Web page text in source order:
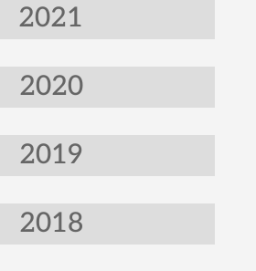
2021
2020
2019
2018